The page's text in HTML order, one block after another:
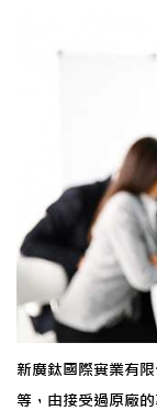
新廣鈦國際實業有
等，由接受過原廠